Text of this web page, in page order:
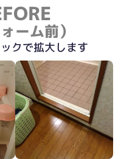
ーム前）
クで拡大します